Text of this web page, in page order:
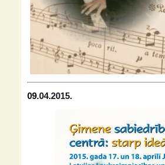
09.04.2015.